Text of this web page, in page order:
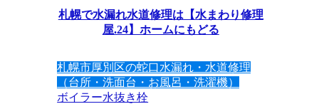
札幌で水漏れ水道修理は【水まわり修理
屋.24】ホームにもどる
札幌市厚別区の蛇口水漏れ・水道修理
（台所・洗面台・お風呂・洗濯機）
ボイラー水抜き栓